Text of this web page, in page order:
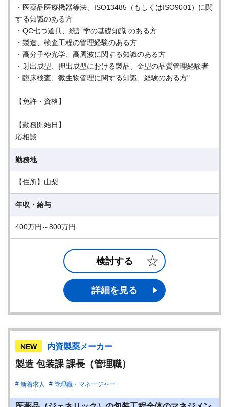
・医薬品医療機器等法、ISO13485（もしくはISO9001）に関
する知識のある方
・QC七つ道具、統計学の基礎知識 のある方
・製造、検査工程の管理経験のある方
・高分子や光学、高周波に関する知識のある方
・射出成型、押出成型における製品、金型の品質管理経験者
・臨床検査、微生物管理に関する知識、経験のある方"
【免許・資格】
【勤務開始日】
応相談
勤務地
【住所】山梨
年収・給与
400万円～800万円
検討する
詳細を見る
NEW 内資製薬メーカー
製造 包装課 課長（管理職）
新着求人 管理職・マネージャー